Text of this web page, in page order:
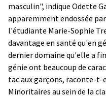
masculin", indique Odette
apparemment endossée
l'étudiante Marie-Sophie
davantage en santé qu'en
dernier domaine qu'elle a
génie ont beaucoup de
tac aux garçons, raconte-
Minoritaires au sein de la